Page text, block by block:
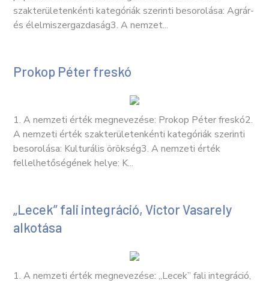
szakterületenkénti kategóriák szerinti besorolása: Agrár-
és élelmiszergazdaság3. A nemzet...
Prokop Péter freskó
1. A nemzeti érték megnevezése: Prokop Péter freskó2.
A nemzeti érték szakterületenkénti kategóriák szerinti
besorolása: Kulturális örökség3. A nemzeti érték
fellelhetőségének helye: K...
„Lecek” fali integráció, Victor Vasarely
alkotása
1. A nemzeti érték megnevezése: „Lecek” fali integráció,